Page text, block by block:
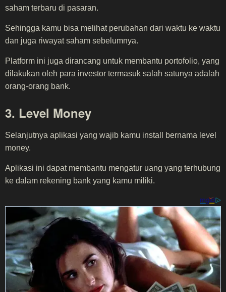
saham terbaru di pasaran.
Sehingga kamu bisa melihat perubahan dari waktu ke waktu
dan juga riwayat saham sebelumnya.
Platform ini juga dirancang untuk membantu portofolio, yang
dilakukan oleh para investor termasuk salah satunya adalah
orang-orang bank.
3. Level Money
Selanjutnya aplikasi yang wajib kamu install bernama level
money.
Aplikasi ini dapat membantu mengatur uang yang terhubung
ke dalam rekening bank yang kamu miliki.